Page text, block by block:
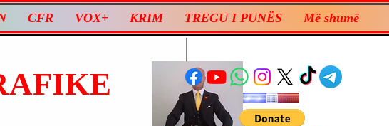
CFR VOX+ KRIM TREGU I PUNËS Më shumë